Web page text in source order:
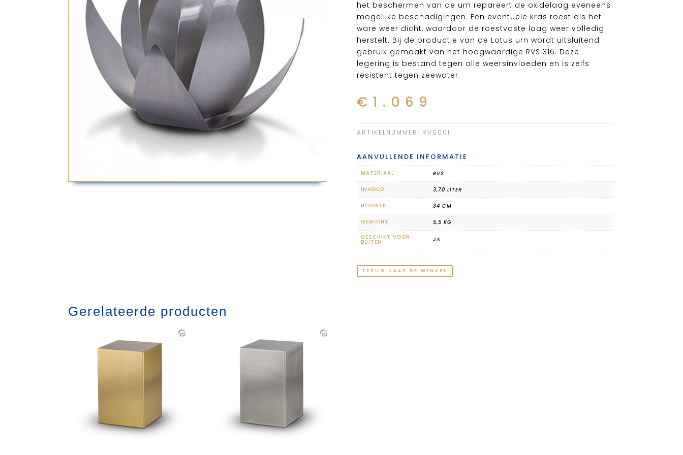
het beschermen van de urn repareert de oxidelaag eveneens
mogelijke beschadigingen. Een eventuele kras roest als het
ware weer dicht, waardoor de roestvaste laag weer volledig
herstelt. Bij de productie van de Lotus urn wordt uitsluitend
gebruik gemaakt van het hoogwaardige RVS 316. Deze
legering is bestand tegen alle weersinvloeden en is zelfs
resistent tegen zeewater.
€ 1.069
ARTIKELNUMMER: RVS001
AANVULLENDE INFORMATIE
MATERIAAL RVS
INHOUD 3,70 LITER
HOOGTE 34 CM
GEWICHT
5,5 KG
GESCHIKT VOOR
BUITEN JA
TERUG NAAR DE WINKEL
Gerelateerde producten